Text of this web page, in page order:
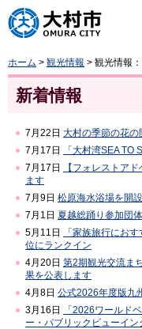
大村市
ホーム > 観光情報 > 観光情報
新着情報
7月22日 大村の季節の花
7月17日
「大村湾SEA
7月17日
【フォレストア
ます
7月9日 松原海水浴場を開
7月1日 夏越総踊り参加団
5月11日
「家族旅行にお
位にランクイン
4月20日 第2期観光交流ま
果を公表します
4月8日 公式2026年度版九
3月16日
「2026ワールド
ー・パブリックビューイ